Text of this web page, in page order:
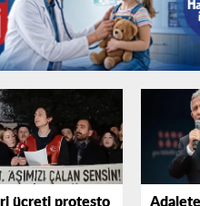
ücreti protesto